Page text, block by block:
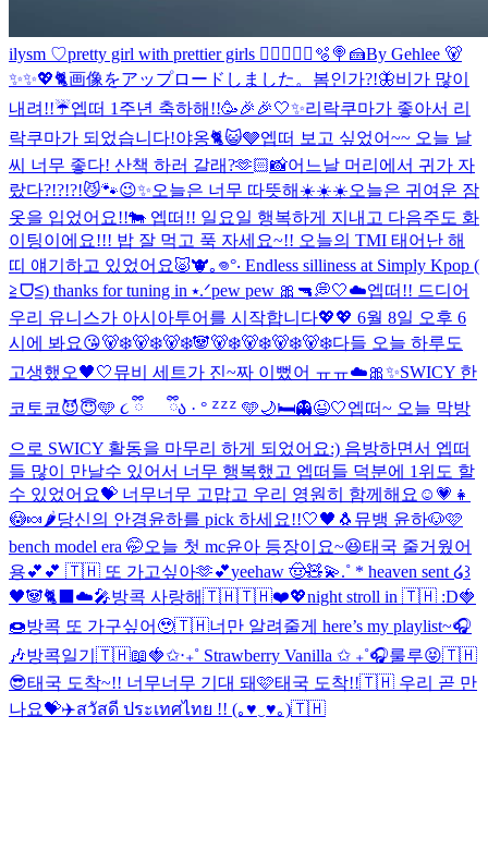
ilysm ♡pretty girl with prettier girls 😮‍💨 🧑‍🍳🐰🫧🍭🍰By Gehlee 🐻
✨✨💖🐈画像をアップロードしました。 봄인가?!🦋비가 많이
내려!!☔️엡떠 1주년 축하해!!🥳🎉🎉🤍✨리락쿠마가 좋아서 리
락쿠마가 되었습니다!야옹🐈😺🩶엡떠 보고 싶었어~~ 오늘 날
씨 너무 좋다! 산책 하러 갈래?🫶🏻📸어느날 머리에서 귀가 자
랐다?!?!?!😼🐾😉✨오늘은 너무 따뜻해☀️☀️☀️오늘은 귀여운 잠
옷을 입었어요!!🐄 엡떠!! 일요일 행복하게 지내고 다음주도 화
이팅이에요!!! 밥 잘 먹고 푹 자세요~!! 오늘의 TMI 태어난 해
띠 얘기하고 있었어요🐷🐮｡𖦹°‧ Endless silliness at Simply Kpop (
≧ᗜ≦) thanks for tuning in ⭑.ᐟpew pew 🎀🔫💭🤍☁️엡떠!! 드디어
우리 유니스가 아시아투어를 시작합니다💖💖 6월 8일 오후 6
시에 봐요😘🐻‍❄️🐻‍❄️🐻‍❄️🐼🐻‍❄️🐻‍❄️🐻‍❄️🐻‍❄️다들 오늘 하루도
고생했오🖤🤍뮤비 세트가 진~짜 이뻤어 ㅠㅠ☁️🎀✨SWICY 한
코토코😈😇🩵 ૮ ྀི_ _ ྀིა · ° ᙆᙆᙆ 🩵🌙🛏️👻😉🤍엡떠~ 오늘 막방
으로 SWICY 활동을 마무리 하게 되었어요:) 음방하면서 엡떠
들 많이 만날수 있어서 너무 행복했고 엡떠들 덕분에 1위도 할
수 있었어요💝 너무너무 고맙고 우리 영원히 함께해요☺️💗 👧
😳🍬🌶️당신의 안경윤하를 pick 하세요!!🤍🖤🐧 뮤뱅 윤하🐶🩷
bench model era 🤭오늘 첫 mc윤아 등장이요~😆태국 줄거웠어
용💕💕 🇹🇭 또 가고싶아🫶💕yeehaw 🤠🧸💫.˚ * heaven sent ໒꒱
🖤🐼🐈‍⬛☁️🎤방콕 사랑해🇹🇭🇹🇭❤️💖night stroll in 🇹🇭 :D🍓
🍩방콕 또 가구싶어🥹🇹🇭너만 알려줄게 here’s my playlist~🎧
🎶방콕일기🇹🇭📖🍓✩‧₊˚ Strawberry Vanilla ✩ ₊˚🎧룰루😝🇹🇭
😎태국 도착~!! 너무너무 기대 돼🩷태국 도착!!🇹🇭 우리 곧 만
나요💝✈️สวัสดี ประเทศไทย !! (｡♥‿♥｡)🇹🇭